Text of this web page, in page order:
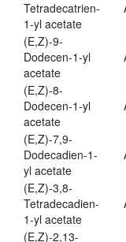
Tetradecatrien-
1-yl acetate
(E,Z)-9-
Dodecen-1-yl
acetate
(E,Z)-8-
Dodecen-1-yl
acetate
(E,Z)-7,9-
Dodecadien-1-
yl acetate
(E,Z)-3,8-
Tetradecadien-
1-yl acetate
(E,Z)-2,13-